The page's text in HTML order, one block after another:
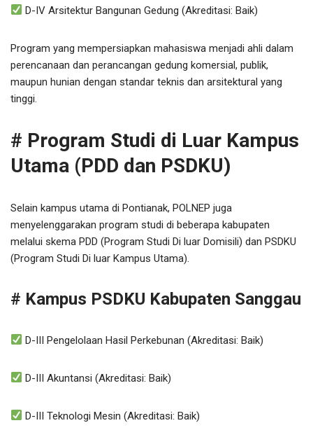
D-IV Arsitektur Bangunan Gedung (Akreditasi: Baik)
Program yang mempersiapkan mahasiswa menjadi ahli dalam
perencanaan dan perancangan gedung komersial, publik,
maupun hunian dengan standar teknis dan arsitektural yang
tinggi.
# Program Studi di Luar Kampus
Utama (PDD dan PSDKU)
Selain kampus utama di Pontianak, POLNEP juga
menyelenggarakan program studi di beberapa kabupaten
melalui skema PDD (Program Studi Di luar Domisili) dan PSDKU
(Program Studi Di luar Kampus Utama).
# Kampus PSDKU Kabupaten Sanggau
D-III Pengelolaan Hasil Perkebunan (Akreditasi: Baik)
D-III Akuntansi (Akreditasi: Baik)
D-III Teknologi Mesin (Akreditasi: Baik)